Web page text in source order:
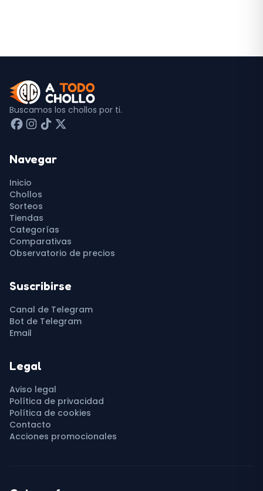
Buscamos los chollos por ti.
Navegar
Inicio
Chollos
Sorteos
Tiendas
Categorías
Comparativas
Observatorio de precios
Suscribirse
Canal de Telegram
Bot de Telegram
Email
Legal
Aviso legal
Política de privacidad
Política de cookies
Contacto
Acciones promocionales